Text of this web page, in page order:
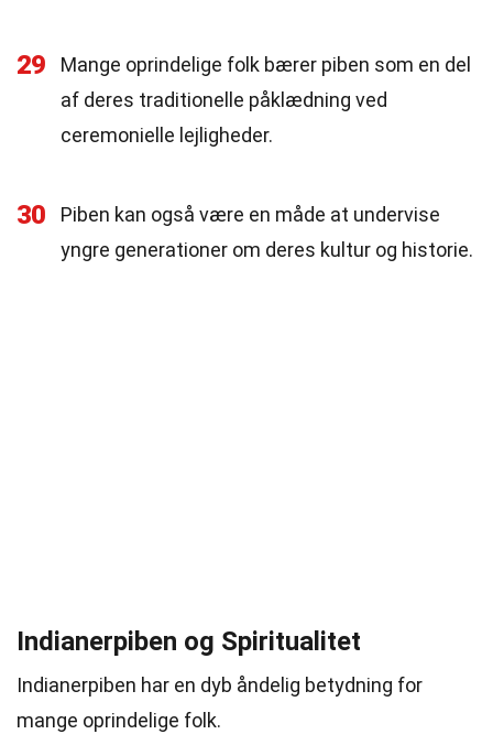
29
Mange oprindelige folk bærer piben som en del
af deres traditionelle påklædning ved
ceremonielle lejligheder.
30
Piben kan også være en måde at undervise
yngre generationer om deres kultur og historie.
Indianerpiben og Spiritualitet
Indianerpiben har en dyb åndelig betydning for
mange oprindelige folk.